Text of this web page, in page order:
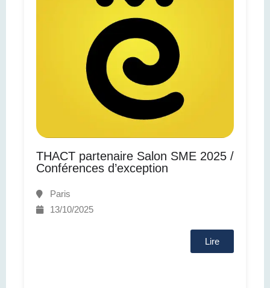
THACT partenaire Salon SME 2025 /
Conférences d’exception
Paris
13/10/2025
Lire